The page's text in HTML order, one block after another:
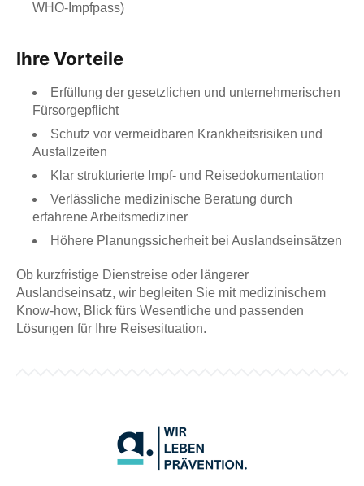
WHO-Impfpass)
Ihre Vorteile
Erfüllung der gesetzlichen und unternehmerischen
Fürsorgepflicht
Schutz vor vermeidbaren Krankheitsrisiken und
Ausfallzeiten
Klar strukturierte Impf- und Reisedokumentation
Verlässliche medizinische Beratung durch
erfahrene Arbeitsmediziner
Höhere Planungssicherheit bei Auslandseinsätzen
Ob kurzfristige Dienstreise oder längerer
Auslandseinsatz, wir begleiten Sie mit medizinischem
Know-how, Blick fürs Wesentliche und passenden
Lösungen für Ihre Reisesituation.